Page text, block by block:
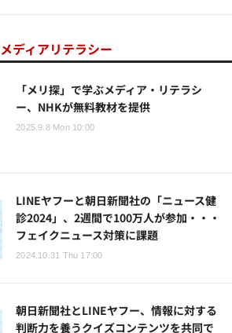
メディアリテラシー
「メリ探」で学ぶメディア・リテラシ
ー、NHKが無料教材を提供
2025.9.8 Mon 10:00
LINEヤフーと朝日新聞社の「ニュース健
診2024」、2週間で100万人が参加・・・
フェイクニュース対策に課題
2024.10.31 Thu 17:00
朝日新聞社とLINEヤフー、情報に対する
判断力を養うクイズコンテンツを共同で